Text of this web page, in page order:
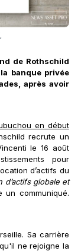
de Rothschild
banque privée
après avoir
en début
recrute un
le 16 août
pour
d’actifs du
d’actifs globale et
un communiqué.
Sa carrière
ne rejoigne la